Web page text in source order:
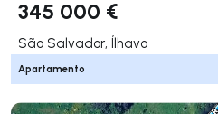
345 000 €
São Salvador, Ílhavo
Apartamento